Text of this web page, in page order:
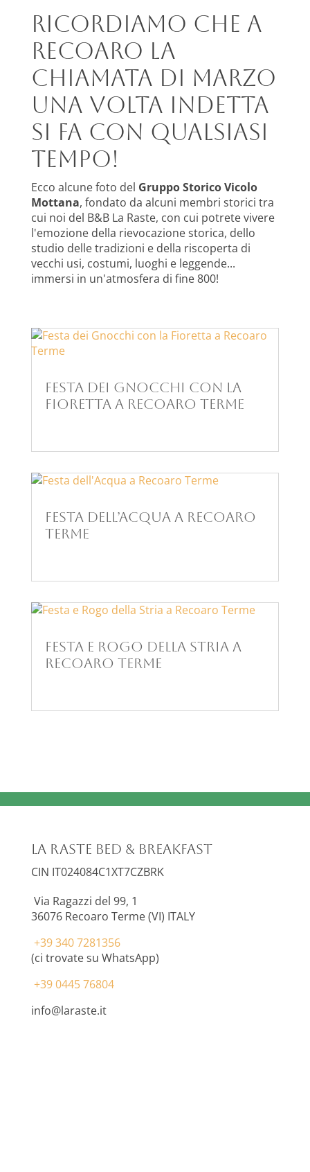
Ricordiamo che a
Recoaro la
Chiamata di Marzo
una volta indetta
si fa con qualsiasi
tempo!
Ecco alcune foto del Gruppo Storico Vicolo
Mottana, fondato da alcuni membri storici tra
cui noi del B&B La Raste, con cui potrete vivere
l'emozione della rievocazione storica, dello
studio delle tradizioni e della riscoperta di
vecchi usi, costumi, luoghi e leggende...
immersi in un'atmosfera di fine 800!
Festa dei Gnocchi con la
Fioretta a Recoaro Terme
Festa dell’Acqua a Recoaro
Terme
Festa e Rogo della Stria a
Recoaro Terme
La Raste Bed & Breakfast
CIN IT024084C1XT7CZBRK
Via Ragazzi del 99, 1
36076 Recoaro Terme (VI) ITALY
+39 340 7281356
(ci trovate su WhatsApp)
+39 0445 76804
info@laraste.it